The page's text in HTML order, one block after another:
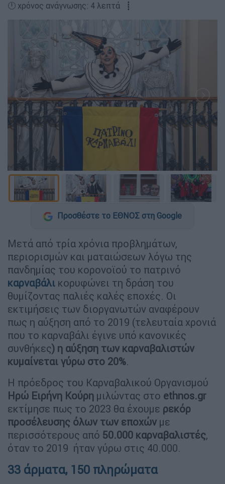
🕛 χρόνος ανάγνωσης: 4 λεπτά ┋
Προσθέστε το ΕΘΝΟΣ στη Google
Μετά από τρία χρόνια προβλημάτων,
περιορισμών και ματαιώσεων λόγω της
πανδημίας του κορονοϊού το πατρινό
καρναβάλι κορυφώνει τη δράση του
θυμίζοντας παλιές καλές εποχές. Οι
εκτιμήσεις των διοργανωτών αναφέρουν
πως η αύξηση από το 2019 (τελευταία χρονιά
που το καρναβάλι έγινε υπό κανονικές
συνθήκες) η αύξηση των καρναβαλιστών
κυμαίνεται γύρω στο 20%.
Η πρόεδρος του Καρναβαλικού Οργανισμού
Ηρώ Ειρήνη Κούρη μιλώντας στο ethnos.gr
εκτίμησε πως το 2023 θα έχουμε ρεκόρ
προσέλευσης όλων των εποχών με
περισσότερους από 50.000 καρναβαλιστές,
όταν το 2019 ήταν γύρω στις 40.000.
33 άρματα, 150 πληρώματα